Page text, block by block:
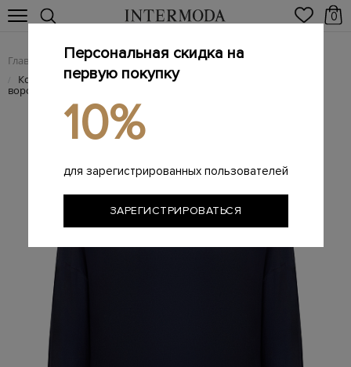
0
Главная Женщинам / Женская одежда / Женские блузы
/ Комбинированная блуза с трикотажными манжетами и
воротом ламе
Персональная скидка на
первую покупку
10%
для зарегистрированных пользователей
ЗАРЕГИСТРИРОВАТЬСЯ